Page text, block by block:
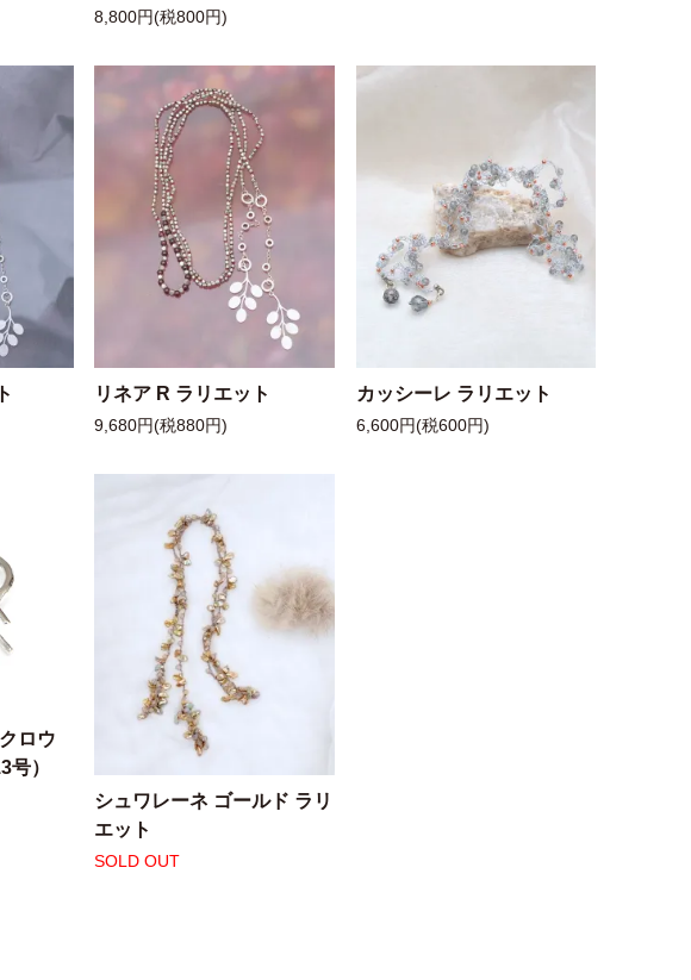
8,800円(税800円)
リネア R ラリエット
9,680円(税880円)
カッシーレ ラリエット
6,600円(税600円)
ロウ
号）
シュワレーネ ゴールド ラリ
エット
SOLD OUT